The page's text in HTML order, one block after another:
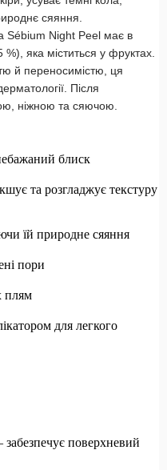
сяяння.
Sébium Night Peel має в
%), яка міститься у фруктах.
й переносимістю, ця
Після
ніжною та сяючою.
блиск
та розгладжує текстуру
їй природне сяяння
пори
плям
для легкого
поверхневий